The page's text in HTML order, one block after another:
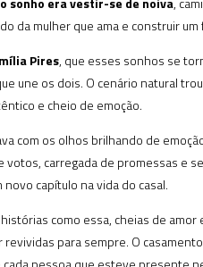
da mulher que ama e construir
Pires, que esses sonhos se
une os dois. O cenário natural
e cheio de emoção.
com os olhos brilhando de
carregada de promessas e
capítulo na vida do casal.
como essa, cheias de amor
para sempre. O